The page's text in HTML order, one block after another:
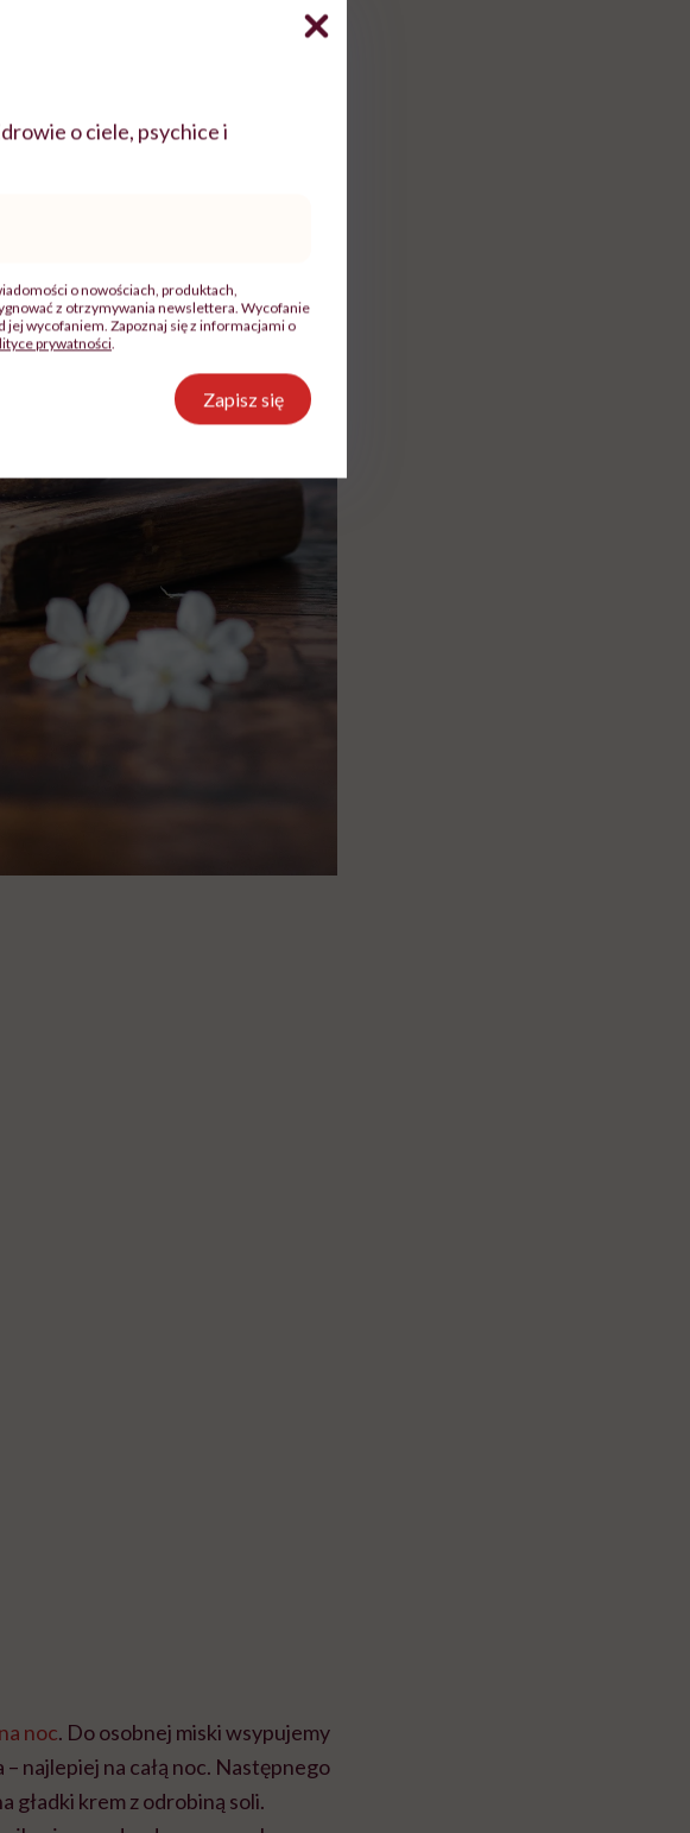
na noc. Do osobnej miski wsypujemy
najlepiej na całą noc. Następnego
gładki krem z odrobiną soli.
o ciele, psychice i
o nowościach, produktach,
z otrzymywania newslettera. Wycofanie
jej wycofaniem. Zapoznaj się z informacjami o
prywatności.
Zapisz się